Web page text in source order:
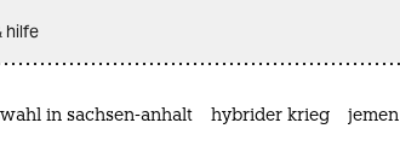
hilfe
in sachsen-anhalt hybrider krieg jemen